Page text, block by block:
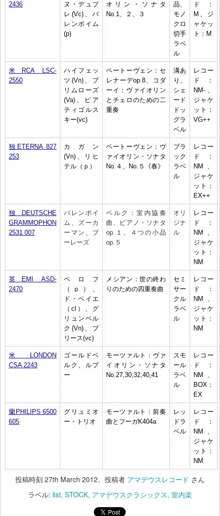
2436
ヌ・デュプ
レ(Vc)、バ
レンボイム
(p)
オリン・ソナタ
No.1、２、３
品、
モノ
クロ
切手
ラベ
ル
ド：
M、ジ
ャケッ
ト：M
米RCA LSC-
2550
ハイフェッ
ツ(Vn)、プ
リムローズ
(Va)、ピア
ティゴルス
キー(vc)
ベートーヴェン：セ
レナーデop.8、コダ
ーイ：ヴァイオリン
とチェロのための二
重奏
溝あ
り、
シェ
ード
ドッ
グラ
ベル
レコー
ド：
NM-、
ジャケ
ット：
VG++
独ETERNA 827
253
カガン
(Vn)、リヒ
テル（ｐ）
ベートーヴェン：ヴ
ァイオリン・ソナタ
No.４、No.５《春》
ブラ
ック
ラベ
ル
レコー
ド：
NM、
ジャケ
ット：
EX++
独DEUTSCHE
GRAMMOPHON
2531 007
バレンボイ
ム、ズーカ
ーマン、ブ
ーレーズ
ベルク：室内協奏
曲、ピアノ・ソナタ
op.１、４つの小品
op.５
オリ
ジナ
ル
レコー
ド：
NM、
ジャケ
ット：
NM
英EMI ASD-
2470
ベロフ
（ｐ）、
ド・ペイエ
（cl）、グ
リュンベル
ク(Vn)、プ
リース(vc)
メシアン：世の終わ
りのための四重奏曲
セミ
サー
クル
ラベ
ル
レコー
ド：
NM、
ジャケ
ット：
NM
米LONDON
CSA 2243
ゴールドベ
ルク、ルプ
ー
モーツァルト：ヴァ
イオリン・ソナタ
No.27,30,32,40,41
スモ
ール
ラベ
ル
レコー
ド：
NM、
BOX：
EX
蘭PHILIPS 6500
605
グリュミオ
ー・トリオ
モーツァルト：前奏
曲とフーガK404a
レッ
ドラ
ベル
レコー
ド：
NM、
ジャケ
ット：
NM
投稿時刻 27th March 2012、投稿者 アマデウスレコード さん
ラベル: list STOCK アマデウスクラシックス 室内楽